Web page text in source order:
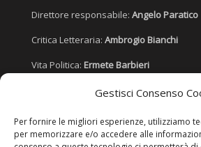
Gestisci Consenso
Per fornire le migliori esperienze, utilizziamo
per memorizzare e/o accedere alle
Direttore responsabile: Angelo Paratico
Critica Letteraria: Ambrogio Bianchi
Vita Politica: Ermete Barbieri
Costume e moda:Ada Simoni
Copyright © 2022 Giornale Cangrande.